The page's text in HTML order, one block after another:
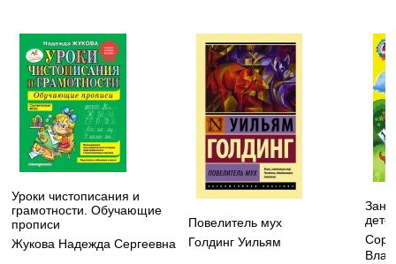
Уроки чистописания и
грамотности. Обучающие
прописи
Жукова Надежда Сергеевна
Повелитель мух
Голдинг Уильям